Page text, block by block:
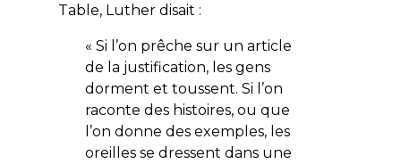
Table, Luther disait :
« Si l’on prêche sur un article
de la justification, les gens
dorment et toussent. Si l’on
raconte des histoires, ou que
l’on donne des exemples, les
oreilles se dressent dans une